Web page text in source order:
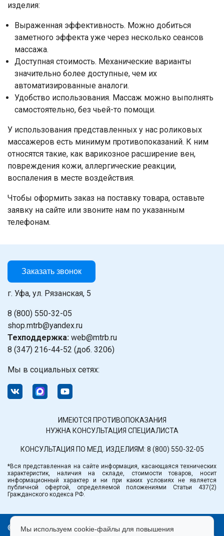
изделия:
Выраженная эффективность. Можно добиться
заметного эффекта уже через несколько сеансов
массажа.
Доступная стоимость. Механические варианты
значительно более доступные, чем их
автоматизированные аналоги.
Удобство использования. Массаж можно выполнять
самостоятельно, без чьей-то помощи.
У использования представленных у нас роликовых
массажеров есть минимум противопоказаний. К ним
относятся такие, как варикозное расширение вен,
повреждения кожи, аллергические реакции,
воспаления в месте воздействия.
Чтобы оформить заказ на поставку товара, оставьте
заявку на сайте или звоните нам по указанным
телефонам.
Заказать звонок
г. Уфа, ул. Рязанская, 5
8 (800) 550-32-05
shop.mtrb@yandex.ru
Техподдержка: web@mtrb.ru
8 (347) 216-44-52 (доб. 3206)
Мы в социальных сетях:
ИМЕЮТСЯ ПРОТИВОПОКАЗАНИЯ
НУЖНА КОНСУЛЬТАЦИЯ СПЕЦИАЛИСТА
КОНСУЛЬТАЦИЯ ПО МЕД. ИЗДЕЛИЯМ: 8 (800) 550-32-05
*Вся представленная на сайте информация, касающаяся технических
характеристик, наличия на складе, стоимости товаров, носит
информационный характер и ни при каких условиях не является
публичной офертой, определяемой положениями Статьи 437(2)
Гражданского кодекса РФ.
© ООО «Медтехника» РБ.
Мы используем cookie-файлы для повышения